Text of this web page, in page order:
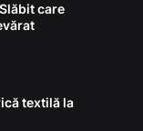
care
textilă la